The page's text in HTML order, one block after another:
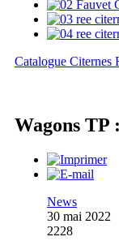
Catalogue
Wagons
News
30 mai 2022
2228